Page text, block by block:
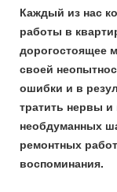
Каждый из нас
работы в
дорогостоящее
своей
ошибки и в
тратить нервы
необдуманных
ремонтных
воспоминания.